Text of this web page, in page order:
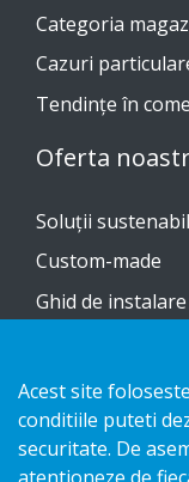
Categoria
Cazuri
Tendinţe în
Oferta
Soluții
Custom-made
Ghid de instalare
Contactați-ne
Notificare
Acest site
conditiile puteti
securitate. De